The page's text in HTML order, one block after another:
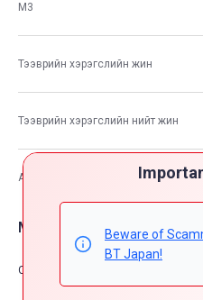
Beware of
BT Japan!
М3
Тээврийн хэрэгслийн жин
Тээврийн хэрэгслийн нийт жин
Ачааны хамгийн өндөр хүчин чадал
Машины тоноглол
Comfort & Convenience